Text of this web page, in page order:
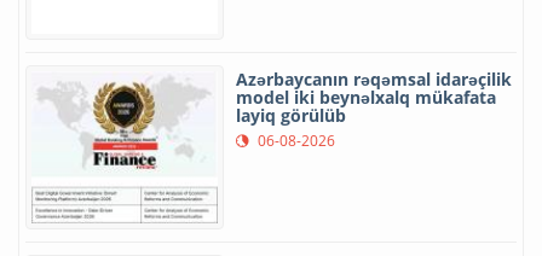
Azərbaycanın rəqəmsal idarəçilik
model iki beynəlxalq mükafata
layiq görülüb
06-08-2026